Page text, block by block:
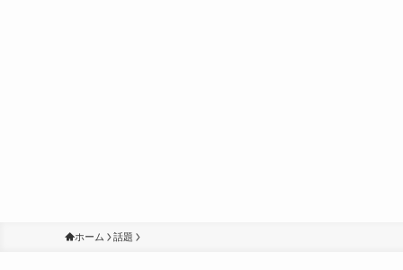
ホーム 話題